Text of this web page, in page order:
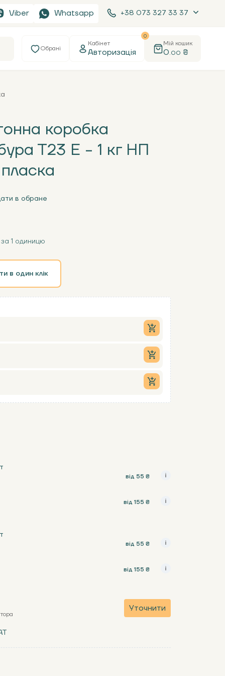
Viber Whatsapp +38 073 327 33 37
Обрані
Кабінет
Авторизація
0
Мій кошик
0.00 ₴
коробка
Т23 Е - 1 кг НП
в обране
за 1 одиницю
в один клік
від 55 ₴
від 155 ₴
від 55 ₴
від 155 ₴
Уточнити